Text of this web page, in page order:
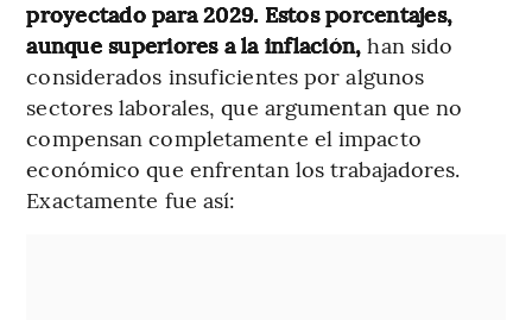
proyectado para 2029. Estos porcentajes,
aunque superiores a la inflación, han sido
considerados insuficientes por algunos
sectores laborales, que argumentan que no
compensan completamente el impacto
económico que enfrentan los trabajadores.
Exactamente fue así: